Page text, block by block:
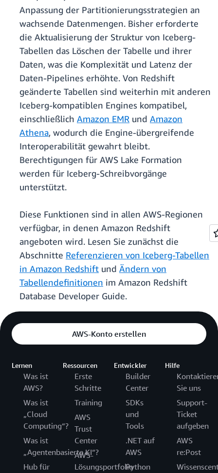
Anpassung der Partitionierungsstrategien an
wachsende Datenmengen. Bisher erforderte
die Aktualisierung der Struktur von Iceberg-
Tabellen das Löschen der Tabelle und ihrer
Daten, was die Komplexität und Latenz der
Daten-Pipelines erhöhte. Von Redshift
geänderte Tabellen sind weiterhin mit anderen
Iceberg-kompatiblen Engines kompatibel,
einschließlich Amazon EMR und Amazon
Athena, wodurch die Engine-übergreifende
Interoperabilität gewahrt bleibt.
Berechtigungen für AWS Lake Formation
werden für Iceberg-Schreibvorgänge
unterstützt.
Diese Funktionen sind in allen AWS-Regionen
verfügbar, in denen Amazon Redshift
angeboten wird. Lesen Sie zunächst die
Abschnitte Referenzieren von Iceberg-Tabellen
in Amazon Redshift und Ändern von
Tabellendefinitionen im Amazon Redshift
Database Developer Guide.
AWS-Konto erstellen
Lernen
Was ist
AWS?
Was ist
„Cloud
Computing“?
Was ist
„Agentenbasierte KI“?
Hub für
Ressourcen
Erste
Schritte
Training
AWS
Trust
Center
AWS-
Lösungsportfolio
Entwickler
Builder
Center
SDKs
und
Tools
.NET auf
AWS
Python
Hilfe
Sie uns
Support-
Ticket
aufgeben
AWS
re:Post